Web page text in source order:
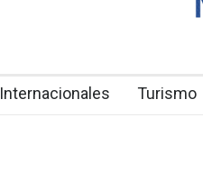
Internacionales Turismo